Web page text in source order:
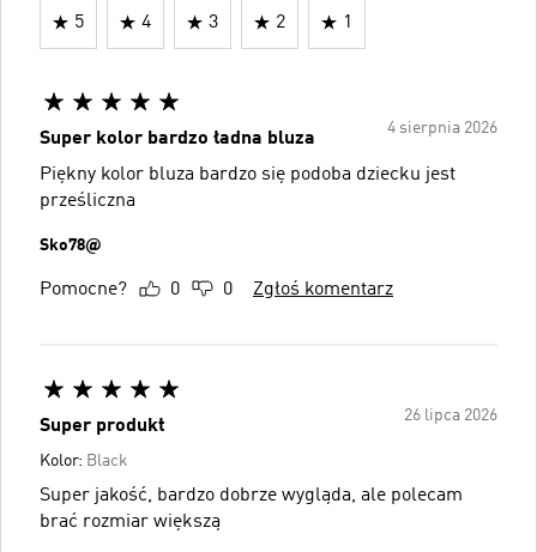
5 4 3 2 1
4 sierpnia 2026
Super kolor bardzo ładna bluza
Piękny kolor bluza bardzo się podoba dziecku jest
prześliczna
Sko78@
Pomocne? 0 0 Zgłoś komentarz
26 lipca 2026
Super produkt
Kolor: Black
Super jakość, bardzo dobrze wygląda, ale polecam
brać rozmiar większą